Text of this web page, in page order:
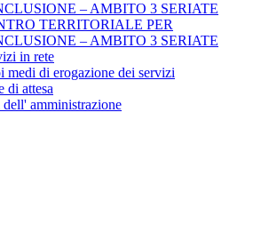
– AMBITO 3 SERIATE
TERRITORIALE PER
– AMBITO 3 SERIATE
in rete
medi di erogazione dei servizi
di attesa
dell' amministrazione